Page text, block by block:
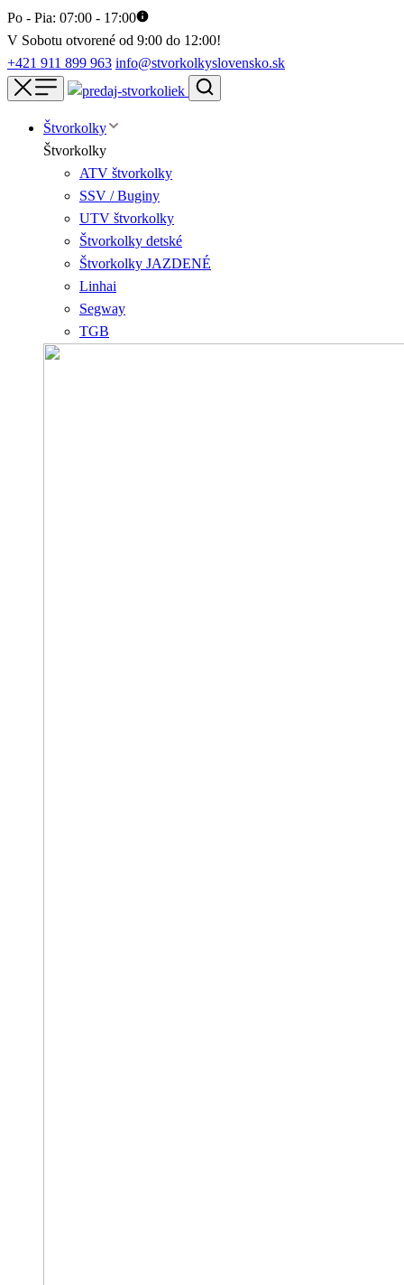
Po - Pia: 07:00 - 17:00
V Sobotu otvorené od 9:00 do 12:00!
+421 911 899 963 info@stvorkolkyslovensko.sk
Štvorkolky
Štvorkolky
ATV štvorkolky
SSV / Buginy
UTV štvorkolky
Štvorkolky detské
Štvorkolky JAZDENÉ
Linhai
Segway
TGB